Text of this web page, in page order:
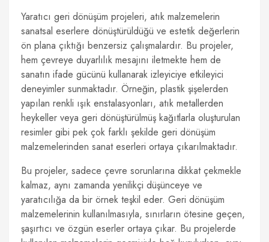
Yaratıcı geri dönüşüm projeleri, atık malzemelerin
sanatsal eserlere dönüştürüldüğü ve estetik değerlerin
ön plana çıktığı benzersiz çalışmalardır. Bu projeler,
hem çevreye duyarlılık mesajını iletmekte hem de
sanatın ifade gücünü kullanarak izleyiciye etkileyici
deneyimler sunmaktadır. Örneğin, plastik şişelerden
yapılan renkli ışık enstalasyonları, atık metallerden
heykeller veya geri dönüştürülmüş kağıtlarla oluşturulan
resimler gibi pek çok farklı şekilde geri dönüşüm
malzemelerinden sanat eserleri ortaya çıkarılmaktadır.
Bu projeler, sadece çevre sorunlarına dikkat çekmekle
kalmaz, aynı zamanda yenilikçi düşünceye ve
yaratıcılığa da bir örnek teşkil eder. Geri dönüşüm
malzemelerinin kullanılmasıyla, sınırların ötesine geçen,
şaşırtıcı ve özgün eserler ortaya çıkar. Bu projelerde